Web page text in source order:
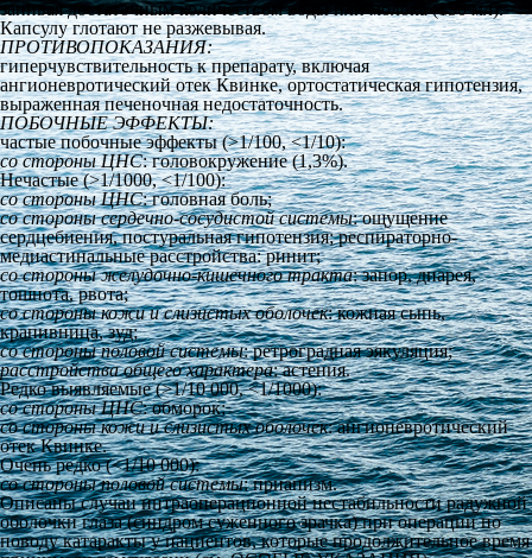
запивая достаточным количеством воды или молока (150 мл).
Капсулу глотают не разжевывая.
ПРОТИВОПОКАЗАНИЯ:
гиперчувствительность к препарату, включая
ангионевротический отек Квинке, ортостатическая гипотензия,
выраженная печеночная недостаточность.
ПОБОЧНЫЕ ЭФФЕКТЫ:
частые побочные эффекты (>1/100, <1/10):
со стороны ЦНС: головокружение (1,3%).
Нечастые (>1/1000, <1/100):
со стороны ЦНС: головная боль;
со стороны сердечно-сосудистой системы: ощущение
сердцебиения, постуральная гипотензия; респираторно-
медиастинальные расстройства: ринит;
со стороны желудочно-кишечного тракта: запор, диарея,
тошнота, рвота;
со стороны кожи и слизистых оболочек: кожная сыпь,
крапивница, зуд;
со стороны половой системы: ретроградная эякуляция;
расстройства общего характера: астения.
Редко выявляемые (>1/10 000, <1/1000):
со стороны ЦНС: обморок;
со стороны кожи и слизистых оболочек: ангионевротический
отек Квинке.
Очень редко (<1/10 000):
со стороны половой системы: приапизм.
Описаны случаи интраоперационной нестабильности радужной
оболочки глаза (синдром суженного зрачка) при операции по
поводу катаракты у пациентов, которые продолжительное время